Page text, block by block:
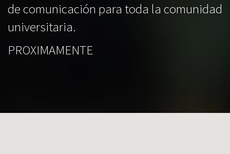
de comunicación para toda la comunidad
universitaria.
PROXIMAMENTE